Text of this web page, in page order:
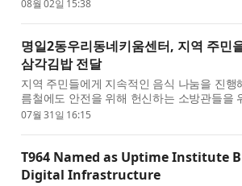
08월 02일 15:38
명일2동우리동네키움센터, 지역 주민
삼각김밥 전달
지역 주민들에게 지속적인 음식 나눔을 진
름철에도 안전을 위해 헌신하는 소방관들을
동소방서길동 119안전센터를 방문해 아...
07월 31일 16:15
T964 Named as Uptime Institute
Digital Infrastructure